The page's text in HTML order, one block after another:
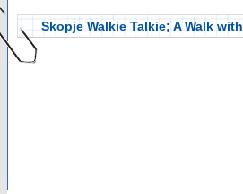
Skopje Walkie Talkie; A Walk with